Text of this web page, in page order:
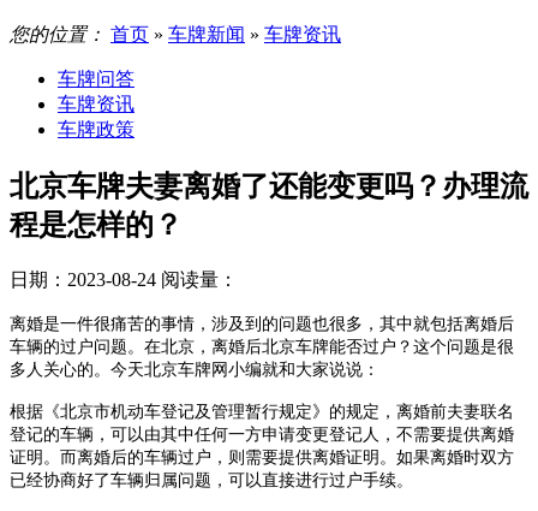
您的位置： 首页 » 车牌新闻 » 车牌资讯
车牌问答
车牌资讯
车牌政策
北京车牌夫妻离婚了还能变更吗？办理流
程是怎样的？
日期：2023-08-24 阅读量：
离婚是一件很痛苦的事情，涉及到的问题也很多，其中就包括离婚后
车辆的过户问题。在北京，离婚后北京车牌能否过户？这个问题是很
多人关心的。今天北京车牌网 小编就和大家说说 ：
根据《北京市机动车登记及管理暂行规定》的规定，离婚前夫妻联名
登记的车辆，可以由其中任何一方申请变更登记人，不需要提供离婚
证明。而离婚后的车辆过户，则需要提供离婚证明。如果离婚时双方
已经协商好了车辆归属问题，可以直接进行过户手续。